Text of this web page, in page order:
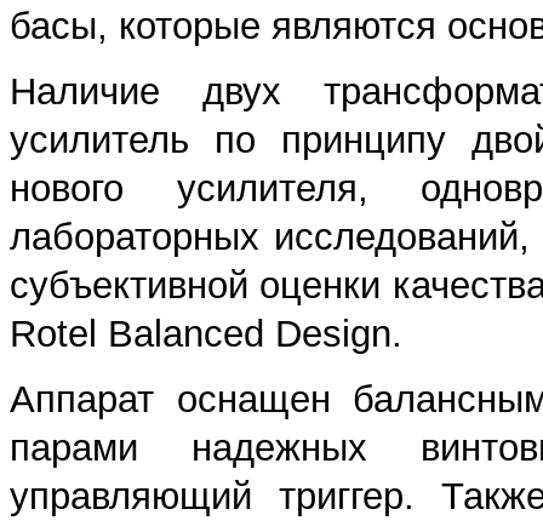
басы, которые являются
Наличие двух
усилитель по принципу
нового усилителя,
лабораторных
субъективной оценки
Rotel Balanced Design.
Аппарат оснащен
парами надежных
управляющий триггер.